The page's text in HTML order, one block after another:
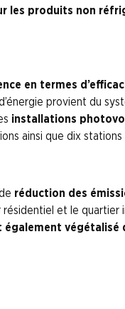
les produits non
en termes
provient du
installations
ainsi que dix
réduction des
et le quartier
végétalisé